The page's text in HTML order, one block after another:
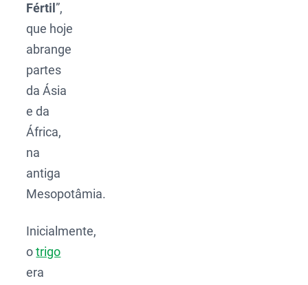
Fértil”,
que hoje
abrange
partes
da Ásia
e da
África,
na
antiga
Mesopotâmia.
Inicialmente,
otrigo
era